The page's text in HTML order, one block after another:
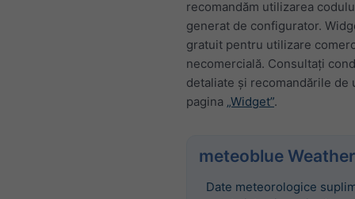
recomandăm utilizarea
generat de configurator.
gratuit pentru utilizare
necomercială. Consultați
detaliate și recomandările de
pagina „Widget”.
meteoblue
Date meteorologice